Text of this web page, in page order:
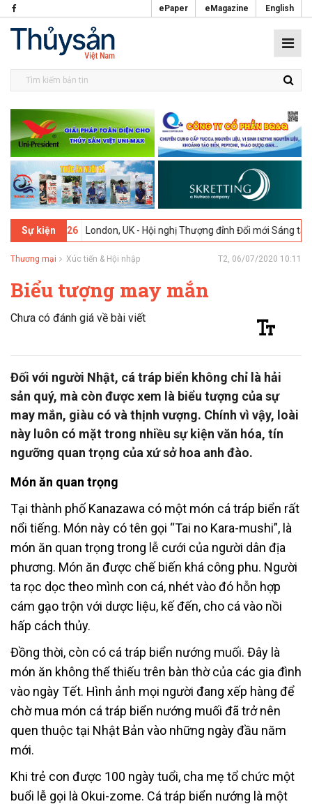
ePaper eMagazine English
Sự kiện
2026 London, UK - Hội nghị Thượng đỉnh Đổi mới Sáng tạo trong
Thương mại Xúc tiến & Hội nhập T2, 06/07/2020 10:11
Biểu tượng may mắn
Chưa có đánh giá về bài viết
Đối với người Nhật, cá tráp biển không chỉ là hải
sản quý, mà còn được xem là biểu tượng của sự
may mắn, giàu có và thịnh vượng. Chính vì vậy, loài
này luôn có mặt trong nhiều sự kiện văn hóa, tín
ngưỡng quan trọng của xứ sở hoa anh đào.
Món ăn quan trọng
Tại thành phố Kanazawa có một món cá tráp biển rất
nổi tiếng. Món này có tên gọi “Tai no Kara-mushi”, là
món ăn quan trọng trong lễ cưới của người dân địa
phương. Món ăn được chế biến khá công phu. Người
ta rọc dọc theo mình con cá, nhét vào đó hỗn hợp
cám gạo trộn với dược liệu, kế đến, cho cá vào nồi
hấp cách thủy.
Đồng thời, còn có cá tráp biển nướng muối. Đây là
món ăn không thể thiếu trên bàn thờ của các gia đình
vào ngày Tết. Hình ảnh mọi người đang xếp hàng để
chờ mua món cá tráp biển nướng muối đã trở nên
quen thuộc tại Nhật Bản vào những ngày đầu năm
mới.
Khi trẻ con được 100 ngày tuổi, cha mẹ tổ chức một
buổi lễ gọi là Okui-zome. Cá tráp biển nướng là một